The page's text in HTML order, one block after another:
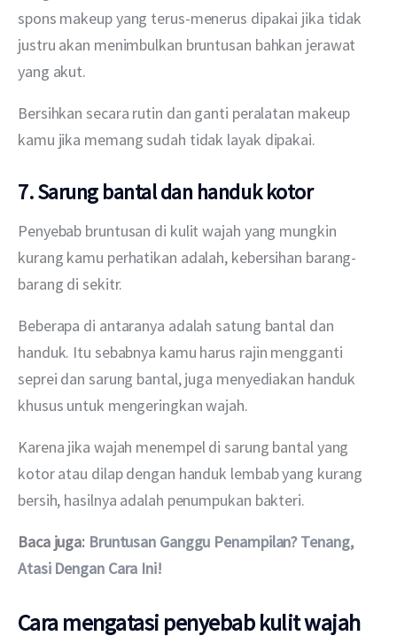
spons makeup yang terus-menerus dipakai jika tidak
justru akan menimbulkan bruntusan bahkan jerawat
yang akut.
Bersihkan secara rutin dan ganti peralatan makeup
kamu jika memang sudah tidak layak dipakai.
7. Sarung bantal dan handuk kotor
Penyebab bruntusan di kulit wajah yang mungkin
kurang kamu perhatikan adalah, kebersihan barang-
barang di sekitr.
Beberapa di antaranya adalah satung bantal dan
handuk. Itu sebabnya kamu harus rajin mengganti
seprei dan sarung bantal, juga menyediakan handuk
khusus untuk mengeringkan wajah.
Karena jika wajah menempel di sarung bantal yang
kotor atau dilap dengan handuk lembab yang kurang
bersih, hasilnya adalah penumpukan bakteri.
Baca juga: Bruntusan Ganggu Penampilan? Tenang,
Atasi Dengan Cara Ini!
Cara mengatasi penyebab kulit wajah